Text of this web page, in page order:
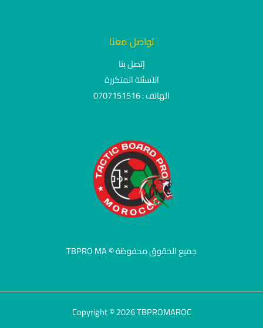
تواصل معنا
إتصل بنا
الأسئلة المتكررة
الهاتف : 0707151516
جميع الحقوق محفوظة © TBPRO MA
Copyright © 2026 TBPROMAROC